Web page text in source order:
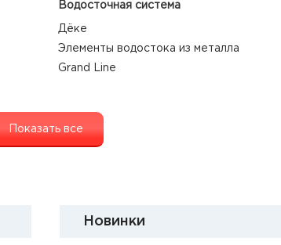
Водосточная система
Дёке
Элементы водостока из металла
Grand Line
Показать все
Новинки